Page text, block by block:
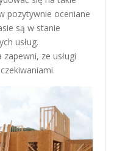
pozytywnie oceniane
są w stanie
usług.
ze usługi